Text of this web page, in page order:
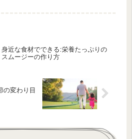
身近な食材でできる:栄養たっぷりの
スムージーの作り方
の変わり目